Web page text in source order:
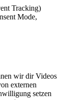
Tracking)
Mode,
wir dir Videos
externen
setzen